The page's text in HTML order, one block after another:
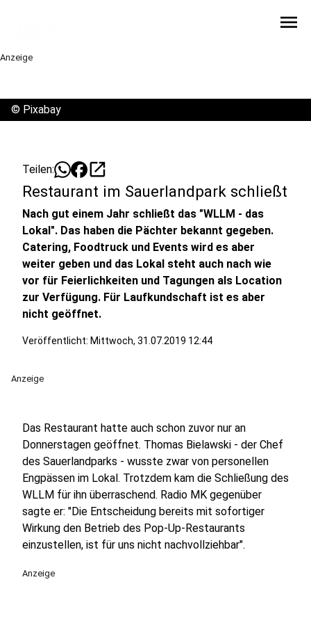
menu
Anzeige
© Pixabay
Teilen: open_in_new
Restaurant im Sauerlandpark schließt
Nach gut einem Jahr schließt das "WLLM - das
Lokal". Das haben die Pächter bekannt gegeben.
Catering, Foodtruck und Events wird es aber
weiter geben und das Lokal steht auch nach wie
vor für Feierlichkeiten und Tagungen als Location
zur Verfügung. Für Laufkundschaft ist es aber
nicht geöffnet.
Veröffentlicht: Mittwoch, 31.07.2019 12:44
Anzeige
Das Restaurant hatte auch schon zuvor nur an
Donnerstagen geöffnet. Thomas Bielawski - der Chef
des Sauerlandparks - wusste zwar von personellen
Engpässen im Lokal. Trotzdem kam die Schließung des
WLLM für ihn überraschend. Radio MK gegenüber
sagte er: "Die Entscheidung bereits mit sofortiger
Wirkung den Betrieb des Pop-Up-Restaurants
einzustellen, ist für uns nicht nachvollziehbar".
Anzeige